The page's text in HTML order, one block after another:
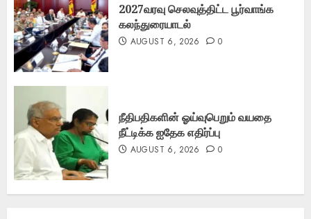
2027வரவு செலவுத்திட்ட பூர்வாங்க
கலந்துரையாடல்
AUGUST 6, 2026 0
நீதிபதிகளின் ஓய்வுபெறும் வயதை
நீட்டிக்க ஐதேக எதிர்ப்பு
AUGUST 6, 2026 0